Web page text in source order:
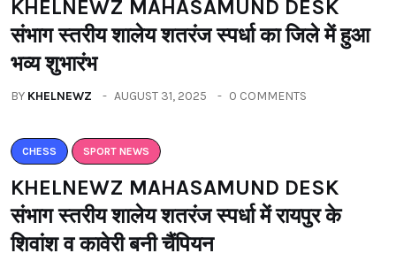
KHELNEWZ MAHASAMUND DESK
संभाग स्तरीय शालेय शतरंज स्पर्धा का जिले में हुआ
भव्य शुभारंभ
BY KHELNEWZ AUGUST 31, 2025 0 COMMENTS
CHESS SPORT NEWS
KHELNEWZ MAHASAMUND DESK
संभाग स्तरीय शालेय शतरंज स्पर्धा में रायपुर के
शिवांश व कावेरी बनी चैंपियन